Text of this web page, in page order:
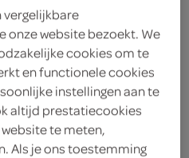
vergelijkbare
onze website bezoekt. We
cookies om te
en functionele cookies
instellingen aan te
altijd prestatiecookies
te meten,
Als je ons toestemming